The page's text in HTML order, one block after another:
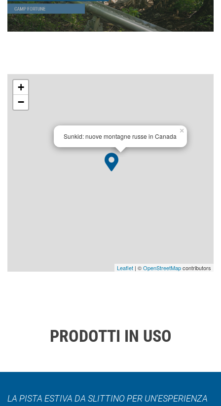
Sunkid: nuove montagne russe in Canada
×
+
−
Leaflet | ©OpenStreetMapcontributors
PRODOTTI IN USO
LA PISTA ESTIVA DA SLITTINO PER UN'ESPERIENZA